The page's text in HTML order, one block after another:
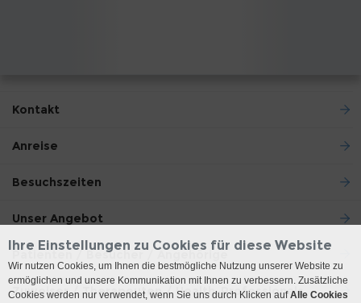
Kontakt
Anreise
Besuchszeiten
Unser Angebot
Patienten / Besucher / Angehörige
Zuweiser / Therapeuten / Health-Professionals
Ihre Einstellungen zu Cookies für diese Website
Wir nutzen Cookies, um Ihnen die bestmögliche Nutzung unserer Website zu
ermöglichen und unsere Kommunikation mit Ihnen zu verbessern. Zusätzliche
Cookies werden nur verwendet, wenn Sie uns durch Klicken aufAlle Cookies